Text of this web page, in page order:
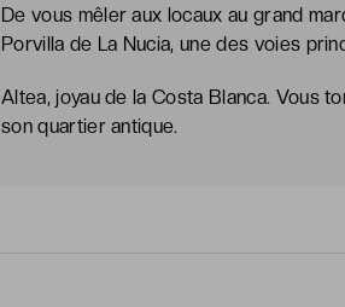
De vous mêler aux locaux au grand
Porvilla de La Nucia, une des voies
Altea, joyau de la Costa Blanca. Vous
son quartier antique.